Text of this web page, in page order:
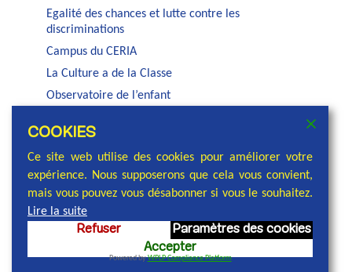
Egalité des chances et lutte contre les
discriminations
Campus du CERIA
La Culture a de la Classe
Observatoire de l’enfant
Service PSE de la COCOF
© 2026 Commission communautaire française,
réalisation et conception : Cellule communication
COOKIES
Ce site web utilise des cookies pour améliorer votre
expérience. Nous supposerons que cela vous convient,
mais vous pouvez vous désabonner si vous le souhaitez.
Lire la suite
Refuser
Paramètres des cookies
Accepter
Powered byWPLP Compliance Platform